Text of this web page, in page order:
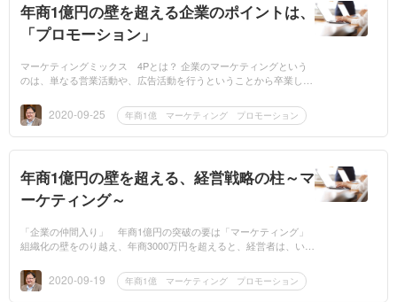
年商1億円の壁を超える企業のポイントは、
「プロモーション」
マーケティングミックス 4Pとは？ 企業のマーケティングという
のは、単なる営業活動や、広告活動を行うということから卒業し、
します。企業...
2020-09-25 年商1億 マーケティング プロモーション
年商1億円の壁を超える、経営戦略の柱～マ
ーケティング～
「企業の仲間入り」 年商1億円の突破の要は「マーケティング」
組織化の壁をのり越え、年商3000万円を超えると、経営者は、いよ
目指すことにな...
2020-09-19 年商1億 マーケティング プロモーション